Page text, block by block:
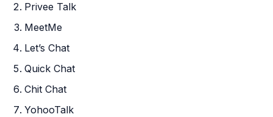
Privee Talk
MeetMe
Let’s Chat
Quick Chat
Chit Chat
YohooTalk